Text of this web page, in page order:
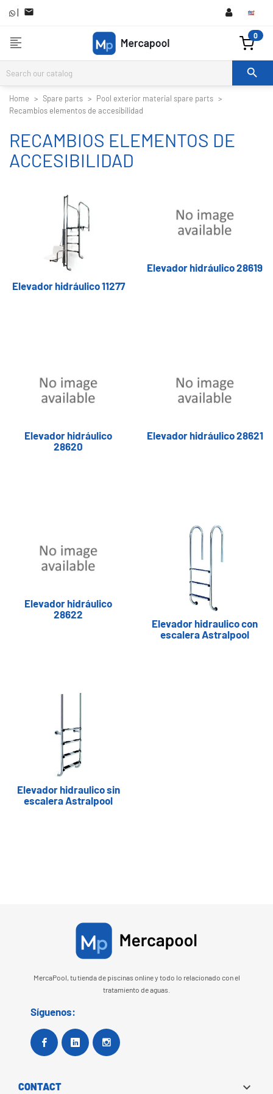
| 
format_align_left 0

Home Spare parts
Pool exterior material spare parts
Recambios elementos de accesibilidad
RECAMBIOS ELEMENTOS DE
ACCESIBILIDAD
Elevador hidráulico 11277
Elevador hidráulico 28619
Elevador hidráulico
28620
Elevador hidráulico 28621
Elevador hidráulico
28622
Elevador hidraulico con
escalera Astralpool
Elevador hidraulico sin
escalera Astralpool
MercaPool, tu tienda de piscinas online y todo lo relacionado con el
tratamiento de aguas.
Síguenos:
Facebook Google +
CONTACT 